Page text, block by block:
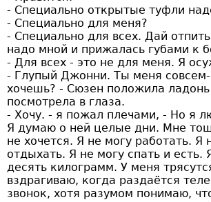
- Специально открытые туфли
- Специально для меня?
- Специально для всех. Дай
надо мной и прижалась губами к
- Для всех - это не для меня. Я
- Глупый Джонни. Ты меня совсем-
хочешь? - Сюзен положила
посмотрела в глаза.
- Хочу. - я пожал плечами, - Но я
Я думаю о ней целые дни. Мне
не хочется. Я не могу работать. Я
отдыхать. Я не могу спать и есть.
десять килограмм. У меня
вздрагиваю, когда раздаётся
звонок, хотя разумом понимаю,